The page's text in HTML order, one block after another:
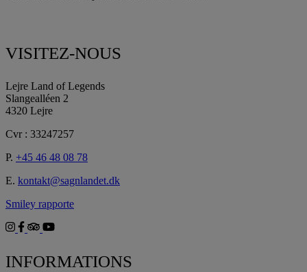
VISITEZ-NOUS
Lejre Land of Legends
Slangealléen 2
4320 Lejre
Cvr : 33247257
P. +45 46 48 08 78
E. kontakt@sagnlandet.dk
Smiley rapporte
INFORMATIONS